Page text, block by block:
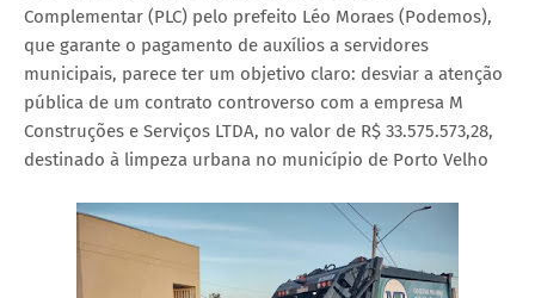
Complementar (PLC) pelo prefeito Léo Moraes (Podemos),
que garante o pagamento de auxílios a servidores
municipais, parece ter um objetivo claro: desviar a atenção
pública de um contrato controverso com a empresa M
Construções e Serviços LTDA, no valor de R$ 33.575.573,28,
destinado à limpeza urbana no município de Porto Velho